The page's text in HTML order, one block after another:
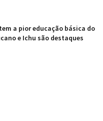
a pior educação básica do
e Ichu são destaques